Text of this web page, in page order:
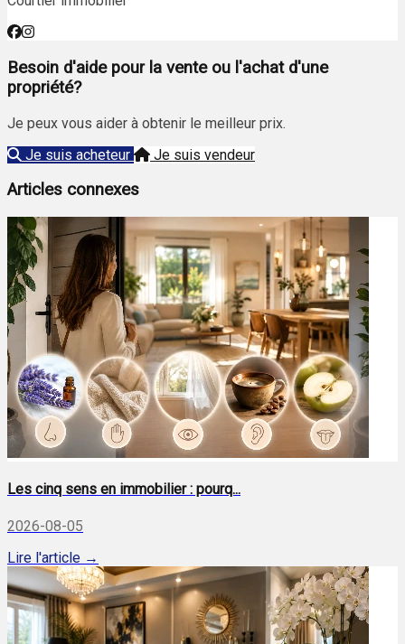
Besoin d'aide pour la vente ou l'achat d'une
propriété?
Je peux vous aider à obtenir le meilleur prix.
Je suis acheteur
Je suis vendeur
Articles connexes
Les cinq sens en immobilier : pourq...
2026-08-05
Lire l'article →